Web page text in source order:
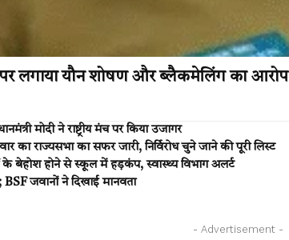
पर लगाया यौन शोषण और ब्लैकमेलिंग का आरोप
मोदी ने राष्ट्रीय मंच पर किया उजागर
का राज्यसभा का सफर जारी, निर्विरोध चुने जाने की पूरी लिस्ट
बेहोश होने से स्कूल में हड़कंप, स्वास्थ्य विभाग अलर्ट
BSF जवानों ने दिखाई मानवता
- Advertisement -